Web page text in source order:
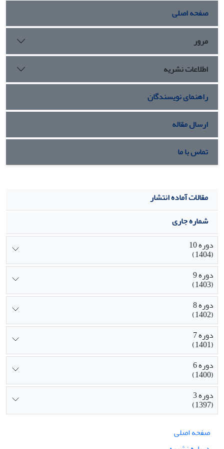
صفحه اصلی
مرور
اطلاعات نشریه
راهنمای نویسندگان
ارسال مقاله
تماس با ما
مقالات آماده انتشار
شماره جاری
دوره 10
(1404)
دوره 9
(1403)
دوره 8
(1402)
دوره 7
(1401)
دوره 6
(1400)
دوره 3
(1397)
صفحه اصلی